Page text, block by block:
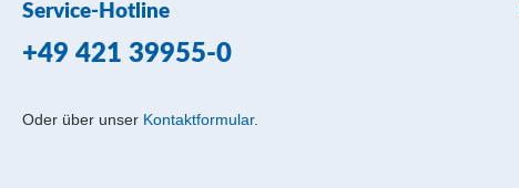
Service-Hotline
+49 421 39955-0
Oder über unser Kontaktformular.